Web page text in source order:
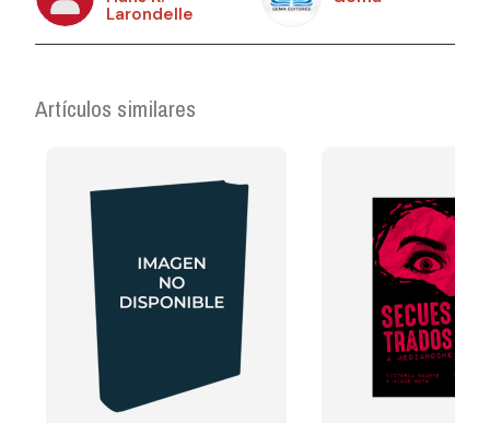
Larondelle
Artículos similares